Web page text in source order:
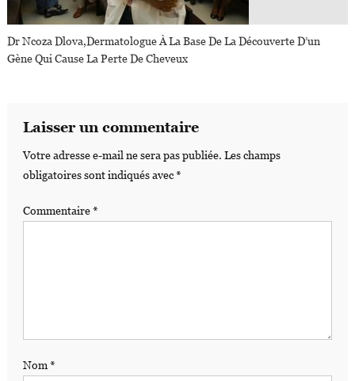
Dr Ncoza Dlova,dermatologue À La Base De La Découverte D’un
Gène Qui Cause La Perte De Cheveux
Laisser un commentaire
Votre adresse e-mail ne sera pas publiée. Les champs
obligatoires sont indiqués avec*
Commentaire*
Nom*